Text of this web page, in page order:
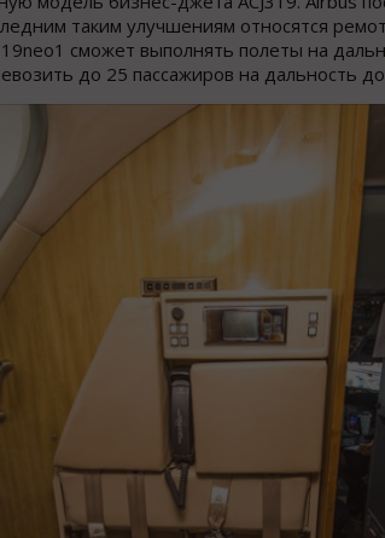
таким улучшениям относятся
сможет выполнять полеты на
до 25 пассажиров на дальность